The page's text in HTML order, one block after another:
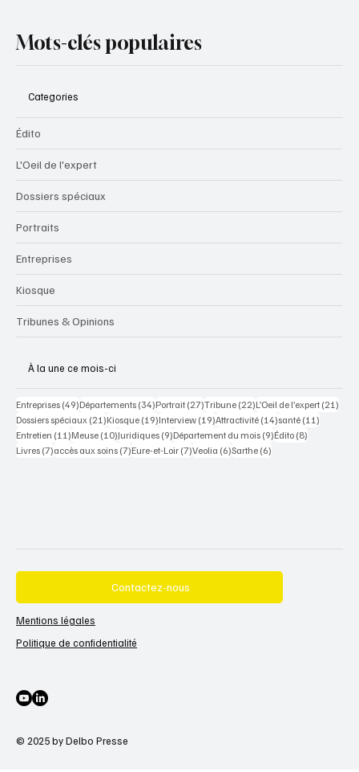
Mots-clés populaires
Categories
Édito
L'Oeil de l'expert
Dossiers spéciaux
Portraits
Entreprises
Kiosque
Tribunes & Opinions
À la une ce mois-ci
Entreprises (49)49 posts
Départements (34)34 posts
Portrait (27)27 posts
Tribune (22)22 posts
L’Oeil de l’expert (21)
Dossiers spéciaux (21)21 posts
Kiosque (19)19 posts
Interview (19)19 posts
Attractivité (14)14 posts
santé (11)
Entretien (11)11 posts
Meuse (10)10 posts
Juridiques (9)9 posts
Département du mois (9)9 posts
Édito (8)
Livres (7)7 posts
accès aux soins (7)7 posts
Eure-et-Loir (7)7 posts
Veolia (6)6 posts
Sarthe (6)
© 2025 by Delbo Presse
Contactez-nous
Mentions légales
Politique de confidentialité